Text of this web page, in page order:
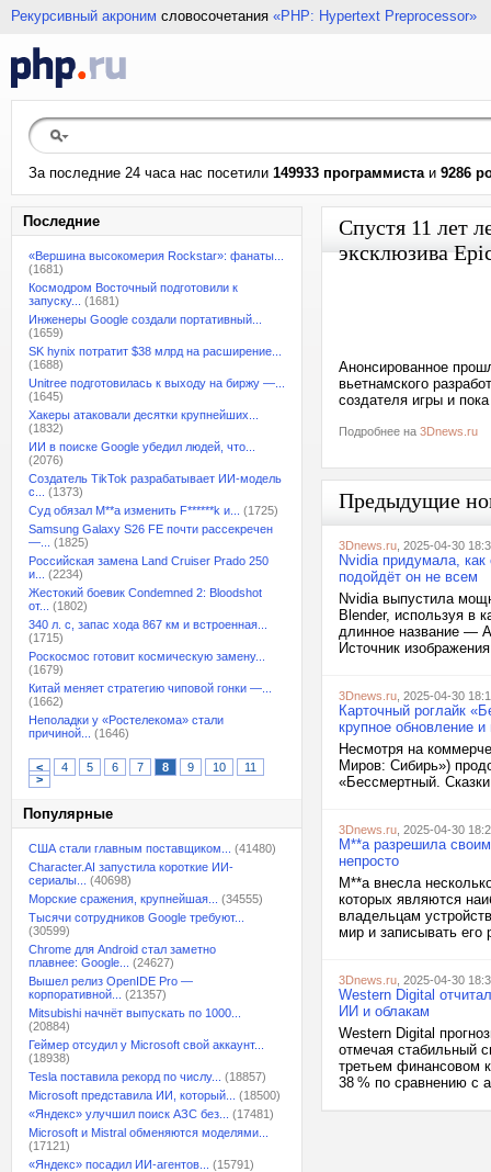
Рекурсивный акроним словосочетания «PHP: Hypertext Preprocessor»
За последние 24 часа нас посетили 149933 программистаи 9286
Последние
«Вершина высокомерия Rockstar»: фанаты...
(1681)
Космодром Восточный подготовили к
запуску...
(1681)
Инженеры Google создали портативный...
(1659)
SK hynix потратит $38 млрд на расширение...
(1688)
Unitree подготовилась к выходу на биржу —...
(1645)
Хакеры атаковали десятки крупнейших...
(1832)
ИИ в поиске Google убедил людей, что...
(2076)
Создатель TikTok разрабатывает ИИ-модель
с...
(1373)
Суд обязал M**a изменить F******k и...
(1725)
Samsung Galaxy S26 FE почти рассекречен
—...
(1825)
Российская замена Land Cruiser Prado 250
и...
(2234)
Жестокий боевик Condemned 2: Bloodshot
от...
(1802)
340 л. с, запас хода 867 км и встроенная...
(1715)
Роскосмос готовит космическую замену...
(1679)
Китай меняет стратегию чиповой гонки —...
(1662)
Неполадки у «Ростелекома» стали
причиной...
(1646)
< 4 5 6 7 8 9 10
11
>
Популярные
США стали главным поставщиком...
(41480)
Character.AI запустила короткие ИИ-
сериалы...
(40698)
Морские сражения, крупнейшая...
(34555)
Тысячи сотрудников Google требуют...
(30599)
Chrome для Android стал заметно
плавнее: Google...
(24627)
Вышел релиз OpenIDE Pro —
корпоративной...
(21357)
Mitsubishi начнёт выпускать по 1000...
(20884)
Геймер отсудил у Microsoft свой аккаунт...
(18938)
Tesla поставила рекорд по числу...
(18857)
Microsoft представила ИИ, который...
(18500)
«Яндекс» улучшил поиск АЗС без...
(17481)
Microsoft и Mistral обменяются моделями...
(17121)
«Яндекс» посадил ИИ-агентов...
(15791)
Спустя 11 лет
эксклюзива
Анонсированное
вьетнамского
создателя игры и
Подробнее на 3Dnews.ru
Предыдущие
3Dnews.ru , 2025-04-30
Nvidia придумала,
подойдёт он не всем
Nvidia выпустила
Blender, используя в
длинное название —
Источник
3Dnews.ru , 2025-04-30
Карточный роглайк
крупное обновление
Несмотря на
Миров: Сибирь»)
«Бессмертный.
3Dnews.ru , 2025-04-30
M**a разрешила
непросто
M**a внесла
которых являются
владельцам
мир и записывать
3Dnews.ru , 2025-04-30
Western Digital
ИИ и облакам
Western Digital
отмечая стабильный
третьем финансовом
38 % по сравнению с